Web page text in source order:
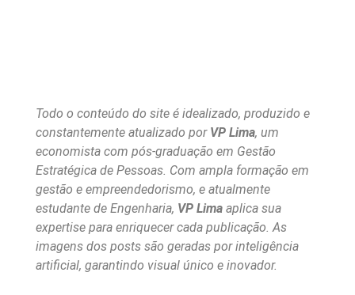
Todo o conteúdo do site é idealizado, produzido e
constantemente atualizado por VP Lima, um
economista com pós-graduação em Gestão
Estratégica de Pessoas. Com ampla formação em
gestão e empreendedorismo, e atualmente
estudante de Engenharia, VP Lima aplica sua
expertise para enriquecer cada publicação. As
imagens dos posts são geradas por inteligência
artificial, garantindo visual único e inovador.